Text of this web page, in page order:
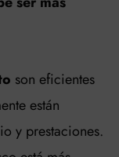
son eficientes
están
y prestaciones.